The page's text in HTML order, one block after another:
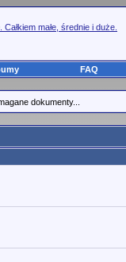
Całkiem małe, średnie i duże.
FAQ
dokumenty...